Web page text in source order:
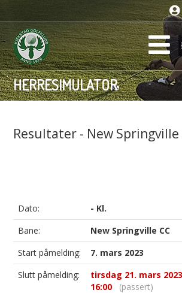
HERRESIMULATOR
Resultater - New Springville
Dato:
- Kl.
Bane:
New Springville CC
Start påmelding:
7. mars 2023
Slutt påmelding:
tirsdag 21. mars
16:00 (passert)